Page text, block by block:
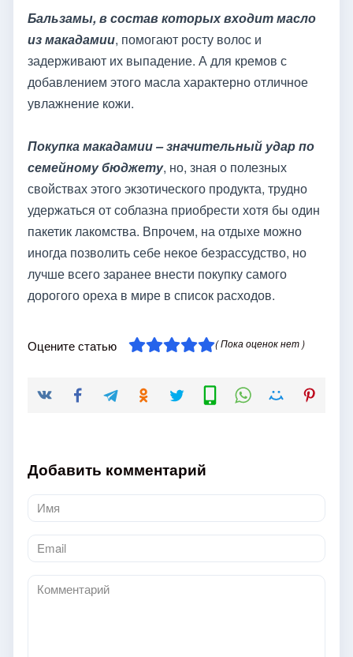
Бальзамы, в состав которых входит масло
из макадамии, помогают росту волос и
задерживают их выпадение. А для кремов с
добавлением этого масла характерно отличное
увлажнение кожи.
Покупка макадамии – значительный удар по
семейному бюджету, но, зная о полезных
свойствах этого экзотического продукта, трудно
удержаться от соблазна приобрести хотя бы один
пакетик лакомства. Впрочем, на отдыхе можно
иногда позволить себе некое безрассудство, но
лучше всего заранее внести покупку самого
дорогого ореха в мире в список расходов.
Оцените статью ( Пока оценок нет )
Добавить комментарий
Имя
*
Email
*
Комментарий